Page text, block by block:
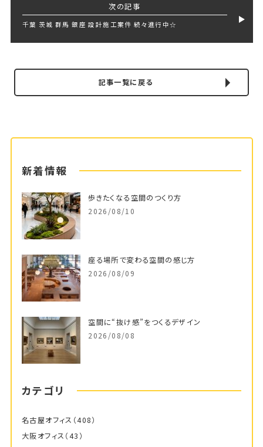
次の記事
千葉 茨城 群馬 銀座 設計施工案件 続々進行中☆
記事一覧に戻る
新着情報
歩きたくなる空間のつくり方
2026/08/10
座る場所で変わる空間の感じ方
2026/08/09
空間に“抜け感”をつくるデザイン
2026/08/08
カテゴリ
名古屋オフィス （408）
大阪オフィス （43）